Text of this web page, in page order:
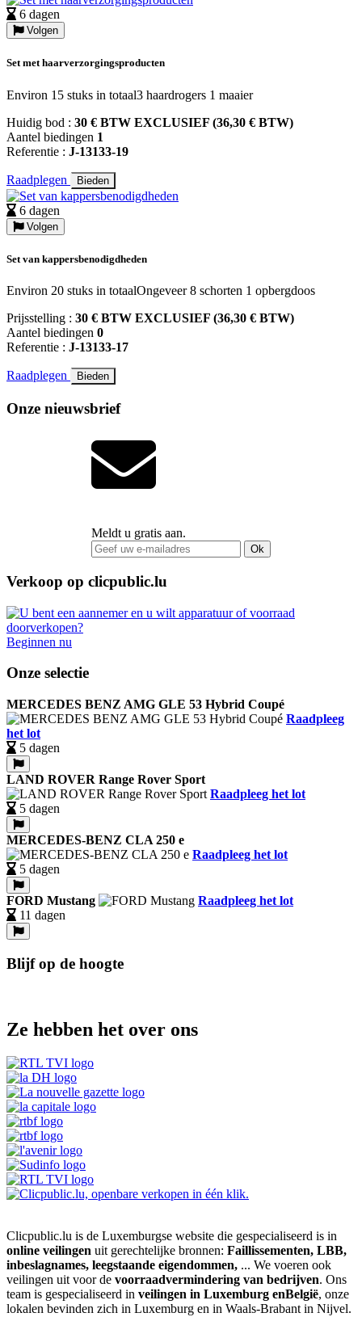
6 dagen
Volgen
Set met haarverzorgingsproducten
Environ 15 stuks in totaal3 haardrogers 1 maaier
Huidig bod : 30 € BTW EXCLUSIEF (36,30 € BTW)
Aantel biedingen 1
Referentie : J-13133-19
Raadplegen Bieden
6 dagen
Volgen
Set van kappersbenodigdheden
Environ 20 stuks in totaalOngeveer 8 schorten 1 opbergdoos
Prijsstelling : 30 € BTW EXCLUSIEF (36,30 € BTW)
Aantel biedingen 0
Referentie : J-13133-17
Raadplegen Bieden
Onze nieuwsbrief
Meldt u gratis aan.
Ok
Verkoop op clicpublic.lu
Beginnen nu
Onze selectie
MERCEDES BENZ AMG GLE 53 Hybrid Coupé
Raadpleeg
het lot
5 dagen
LAND ROVER Range Rover Sport
Raadpleeg het lot
5 dagen
MERCEDES-BENZ CLA 250 e
Raadpleeg het lot
5 dagen
FORD Mustang
Raadpleeg het lot
11 dagen
Blijf op de hoogte
Ze hebben het over ons
Clicpublic.lu is de Luxemburgse website die gespecialiseerd is in
online veilingen uit gerechtelijke bronnen: Faillissementen, LBB,
inbeslagnames, leegstaande eigendommen, ... We voeren ook
veilingen uit voor de voorraadvermindering van bedrijven. Ons
team is gespecialiseerd in veilingen in Luxemburg enBelgië, onze
lokalen bevinden zich in Luxemburg en in Waals-Brabant in Nijvel.